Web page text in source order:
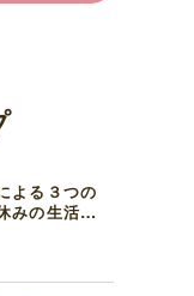
よる３つの
みの生活リ